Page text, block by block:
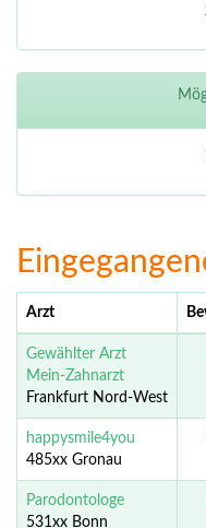
Arzt
Gewählter Arzt
Mein-Zahnarzt
Frankfurt Nord-West
happysmile4you
485xx Gronau
Parodontologe
531xx Bonn